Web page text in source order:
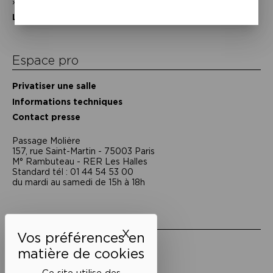
XMasquer le bandeau des
L’équipe
Espace pro
Privatiser une salle
Informations techniques
Contact presse
Passage Moliėre
157, rue Saint-Martin - 75003 Paris
M° Rambuteau - RER Les Halles
Standard tél : 01 44 54 53 00
du mardi au samedi de 15h à 18h
Mentions légales
Politique de confidentialité